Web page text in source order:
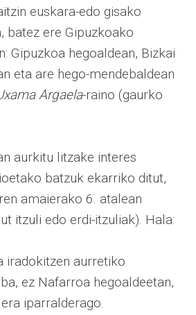
euskara-edo gisako
batez ere Gipuzkoako
Gipuzkoa hegoaldean, Bizkai
eta are hego-mendebaldean
Argaela-raino (gaurko
aurkitu litzake interes
batzuk ekarriko ditut,
amaierako 6. atalean
itzuli edo erdi-itzuliak). Hala:
iradokitzen aurretiko
ez Nafarroa hegoaldeetan,
iparralderago.